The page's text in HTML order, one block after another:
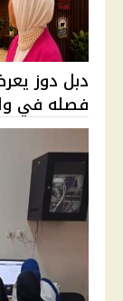
دبل دوز
فصله في